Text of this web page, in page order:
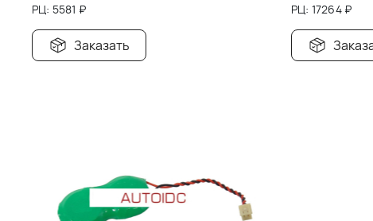
РЦ: 5581 ₽
Заказать
РЦ: 17264₽